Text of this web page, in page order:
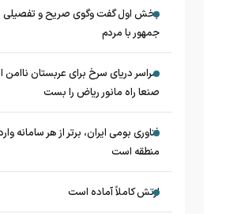
بخش اول گفت وگوی صریح و
جمهور با مردم
سراسر دریای سرخ برای عربستان
صنعا راه مانور ریاض را بست
فناوری بومی ایران، برتر از هر سامانه
منطقه است
ارتش کاملاً آماده است